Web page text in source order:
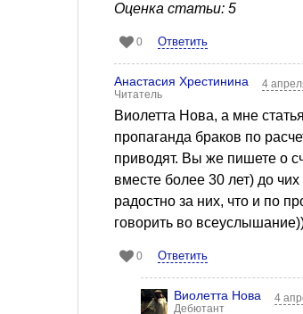
Оценка статьи: 5
0 Ответить
Анастасия Хрестинина
Читатель
4
Виолетта Нова, а мне
пропаганда браков по
приводят. Вы же пишете о
вместе более 30 лет) до
радостно за них, что и по
говорить во
0 Ответить
Виолетта Нова
Дебютант
4